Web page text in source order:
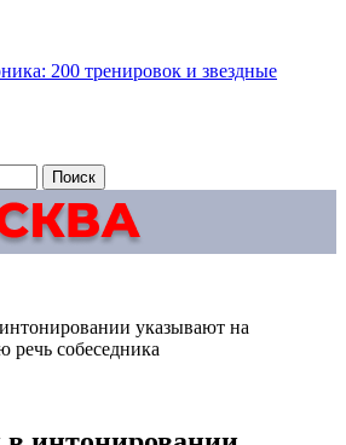
200 тренировок и звездные
указывают на
речь собеседника